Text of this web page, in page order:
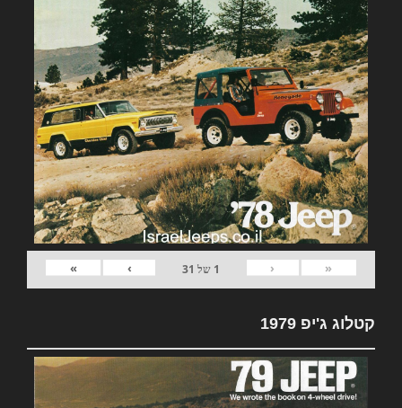
«
‹
1 של 31
›
»
קטלוג ג'יפ 1979